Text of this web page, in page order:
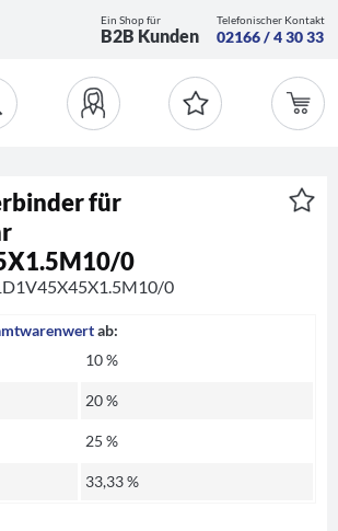
Ein Shop für
B2B Kunden
Telefonischer Kontakt
02166 / 4 30 33
für
0
0
ab:
10 %
20 %
25 %
33,33 %